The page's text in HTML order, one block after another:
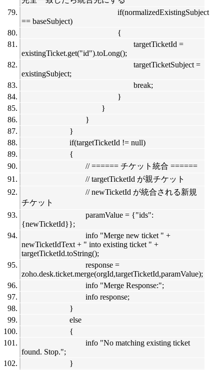
if(normalizedExistingSubject
== baseSubject)
{
targetTicketId =
existingTicket.get("id").toLong();
targetTicketSubject =
existingSubject;
break;
}
}
}
}
if(targetTicketId != null)
{
// ====== チケット統合 ======
// targetTicketId が親チケット
// newTicketId が統合される新規
チケット
paramValue = {"ids":
{newTicketId}};
info "Merge new ticket " +
newTicketIdText + " into existing ticket " +
targetTicketId.toString();
response =
zoho.desk.ticket.merge(orgId,targetTicketId,paramValue);
info "Merge Response:";
info response;
}
else
{
info "No matching existing ticket
found. Stop.";
}